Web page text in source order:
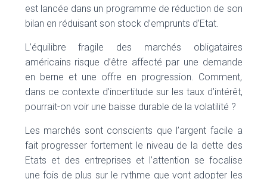
est lancée dans un programme de réduction de son
bilan en réduisant son stock d’emprunts d’Etat.
L’équilibre fragile des marchés obligataires
américains risque d’être affecté par une demande
en berne et une offre en progression. Comment,
dans ce contexte d’incertitude sur les taux d’intérêt,
pourrait-on voir une baisse durable de la volatilité ?
Les marchés sont conscients que l’argent facile a
fait progresser fortement le niveau de la dette des
Etats et des entreprises et l’attention se focalise
une fois de plus sur le rythme que vont adopter les